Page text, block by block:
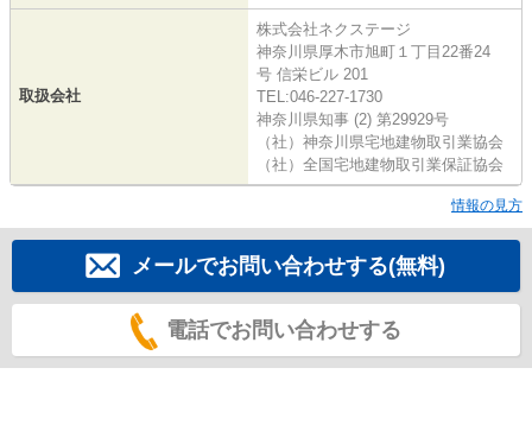
取扱会社
株式会社ネクステージ
神奈川県厚木市旭町１丁目22番24
号 信栄ビル 201
TEL:046-227-1730
神奈川県知事 (2) 第29929号
（社）神奈川県宅地建物取引業協会
（社）全国宅地建物取引業保証協会
情報の見方
メールでお問い合わせする(無料)
電話でお問い合わせする